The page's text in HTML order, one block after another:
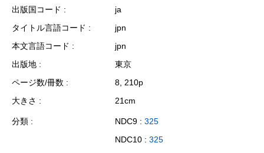
出版国コード
ja
タイトル言語コード
jpn
本文言語コード
jpn
出版地
東京
ページ数/冊数
8, 210p
大きさ
21cm
分類 NDC9 : 325
NDC10 : 325